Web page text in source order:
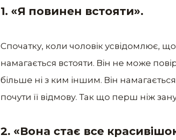
1. «Я повинен встояти».
Спочатку, коли чоловік усвідомлює,
намагається встояти. Він не може
більше ні з ким іншим. Він
почути її відмову. Так що перш ніж
2. «Вона стає все